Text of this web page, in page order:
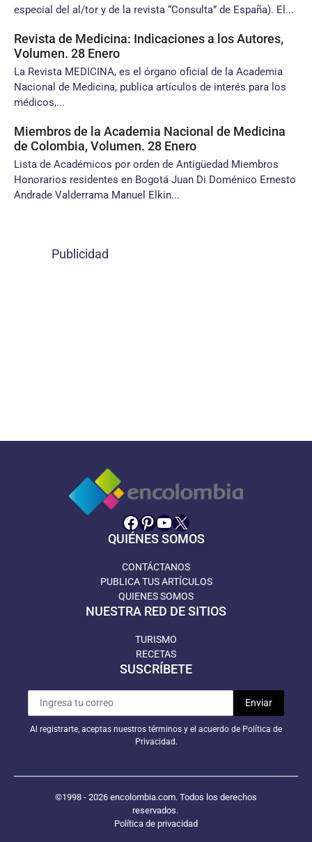
especial del al/tor y de la revista “Consulta” de España). El...
Revista de Medicina: Indicaciones a los Autores,
Volumen. 28 Enero
La Revista MEDICINA, es el órgano oficial de la Academia
Nacional de Medicina, publica artículos de interés para los
médicos,...
Miembros de la Academia Nacional de Medicina
de Colombia, Volumen. 28 Enero
Lista de Académicos por orden de Antigüedad Miembros
Honorarios residentes en Bogotá Juan Di Doménico Ernesto
Andrade Valderrama Manuel Elkin...
Publicidad
Facebook
Pinterest
YouTube
X
QUIÉNES SOMOS
CONTÁCTANOS
PUBLICA TUS ARTÍCULOS
QUIENES SOMOS
NUESTRA RED DE SITIOS
TURISMO
RECETAS
SUSCRÍBETE
Al registrarte, aceptas nuestros términos y el acuerdo de Política de
Privacidad.
©1998 - 2026 encolombia.com. Todos los derechos
reservados.
Política de privacidad